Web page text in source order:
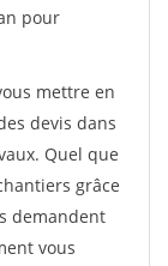
pour
mettre en
devis dans
Quel que
grâce
demandent
vous